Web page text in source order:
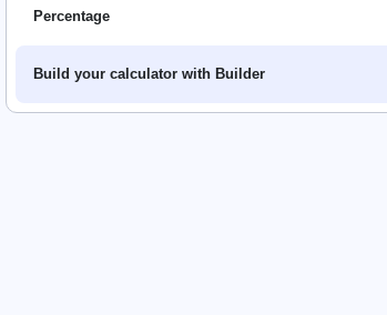
Percentage
Build your calculator with Builder